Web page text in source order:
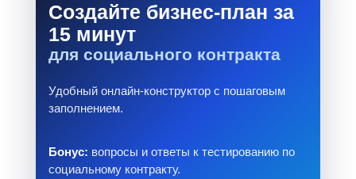
Создайте бизнес-план за
15 минут
для социального контракта
Удобный онлайн-конструктор с пошаговым
заполнением.
Бонус: вопросы и ответы к тестированию по
социальному контракту.